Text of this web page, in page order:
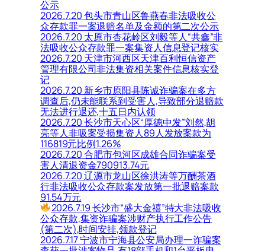
公示
2026.7.20 包头市青山区鲁燕春非法吸收公
众存款罪一案退赔名单及金额的第二次公示
2026.7.20 太原市杏花岭区刘毅等人“共鑫”非
法吸收公众存款罪一案集资人信息登记核实
2026.7.20 天津市河西区天津百利恒信资产
管理有限公司非法集资相关案件信息核实登
记
2026.7.20 新乡市原阳县陈诚诈骗案在多方
调查后,仍未能联系到受害人,导致部分退赔款
无法进行退还,十五日内认领
2026.7.20 长沙市天心区“厚德中发”刘然,胡
亮等人非吸案受损集资人89人发放案款为
116819元比例1.26%
2026.7.20 合肥市包河区成雄合同诈骗案受
害人清退资金790913.74元
2026.7.20 辽源市龙山区徐洪涛等万酬茶酒
行非法吸收公众存款案发放第一批退赔案款
91.54万元
2026.7.19 长沙市“盛大金禧”特大非法吸收
公众存款,集资诈骗案涉财产执行工作公告
(第二次),时间安排,领款登记
2026.7.17 宁波市宁海县公安局办理一诈骗案